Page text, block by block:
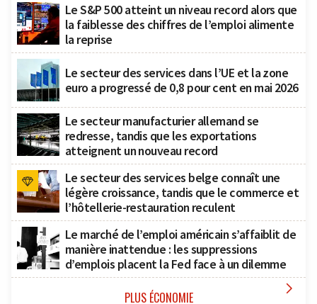
Le S&P 500 atteint un niveau record alors que
la faiblesse des chiffres de l’emploi alimente
la reprise
Le secteur des services dans l’UE et la zone
euro a progressé de 0,8 pour cent en mai 2026
Le secteur manufacturier allemand se
redresse, tandis que les exportations
atteignent un nouveau record
Le secteur des services belge connaît une
légère croissance, tandis que le commerce et
l’hôtellerie-restauration reculent
Le marché de l’emploi américain s’affaiblit de
manière inattendue : les suppressions
d’emplois placent la Fed face à un dilemme
PLUS ÉCONOMIE 